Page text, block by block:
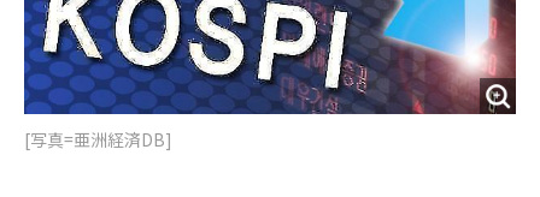
[写真=亜洲経済DB]